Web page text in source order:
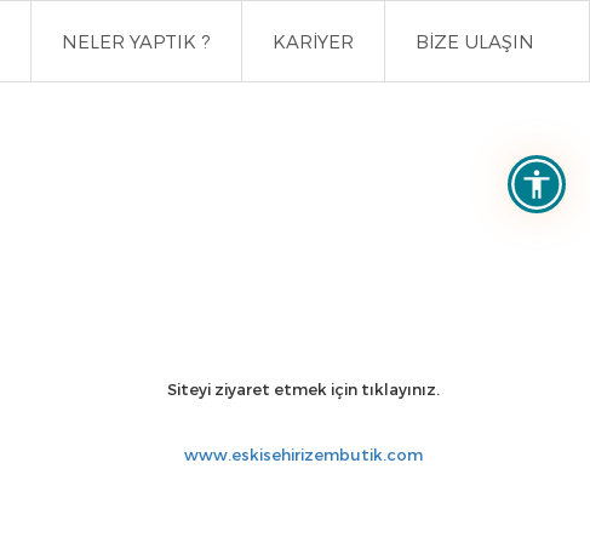
NELER YAPTIK ? KARİYER BİZE ULAŞIN
Siteyi ziyaret etmek için tıklayınız.
www.eskisehirizembutik.com